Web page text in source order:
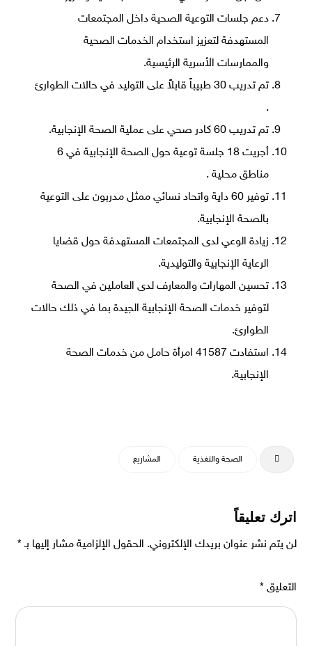
دعم جلسات التوعية الصحية داخل المجتمعات
المستهدفة لتعزيز استخدام الخدمات الصحية
والممارسات الأسرية الرئيسية.
تم تدريب 30 طبيباً قابلاً على التوليد في حالات الطوارئ
.
تم تدريب 60 كادر صحي على عملية الصحة الإنجابية.
أجريت 18 جلسة توعية حول الصحة الإنجابية في 6
مناطق محلية .
توفير 60 داية واتحاد نسائي ممثل مدربون على التوعية
بالصحة الإنجابية.
زيادة الوعي لدى المجتمعات المستهدفة حول قضايا
الرعاية الإنجابية والتوليدية.
تحسين المهارات والمعارف لدى العاملين في الصحة
لتوفير خدمات الصحة الإنجابية الجيدة بما في ذلك حالات
الطوارئ.
استفادت 41587 امرأة حامل من خدمات الصحة
الإنجابية.
الصحة والتغذية المشاريع
اترك تعليقاً
لن يتم نشر عنوان بريدك الإلكتروني. الحقول الإلزامية مشار إليها بـ*
التعليق*